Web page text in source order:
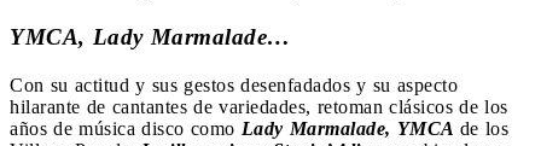
YMCA, Lady Marmalade…
Con su actitud y sus gestos desenfadados y su aspecto
hilarante de cantantes de variedades, retoman clásicos de los
años de música disco como Lady Marmalade, YMCA de los